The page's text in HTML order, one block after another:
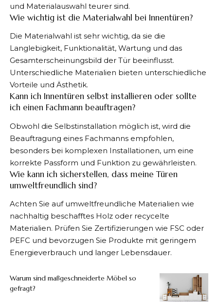
und Materialauswahl teurer sind.
Wie wichtig ist die Materialwahl bei Innentüren?
Die Materialwahl ist sehr wichtig, da sie die
Langlebigkeit, Funktionalität, Wartung und das
Gesamterscheinungsbild der Tür beeinflusst.
Unterschiedliche Materialien bieten unterschiedliche
Vorteile und Ästhetik.
Kann ich Innentüren selbst installieren oder sollte
ich einen Fachmann beauftragen?
Obwohl die Selbstinstallation möglich ist, wird die
Beauftragung eines Fachmanns empfohlen,
besonders bei komplexen Installationen, um eine
korrekte Passform und Funktion zu gewährleisten.
Wie kann ich sicherstellen, dass meine Türen
umweltfreundlich sind?
Achten Sie auf umweltfreundliche Materialien wie
nachhaltig beschafftes Holz oder recycelte
Materialien. Prüfen Sie Zertifizierungen wie FSC oder
PEFC und bevorzugen Sie Produkte mit geringem
Energieverbrauch und langer Lebensdauer.
Warum sind maßgeschneiderte Möbel so
gefragt?